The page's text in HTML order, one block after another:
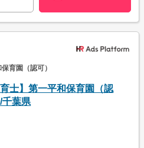
育園（認可）
育士】第一平和保育園（認
千葉県